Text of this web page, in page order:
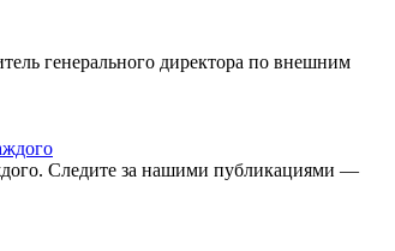
генерального директора по внешним
Следите за нашими публикациями —